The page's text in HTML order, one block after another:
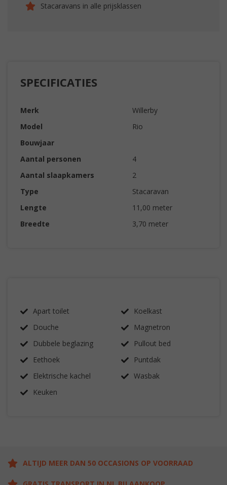
Stacaravans in alle prijsklassen
SPECIFICATIES
Merk
Willerby
Model
Rio
Bouwjaar
Aantal personen
4
Aantal slaapkamers
2
Type
Stacaravan
Lengte
11,00 meter
Breedte
3,70 meter
Apart toilet
Douche
Dubbele beglazing
Eethoek
Elektrische kachel
Keuken
Koelkast
Magnetron
Pullout bed
Puntdak
Wasbak
ALTIJD MEER DAN 50 OCCASIONS OP VOORRAAD